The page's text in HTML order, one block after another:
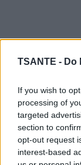
TSANTE - Do
If you wish to
processing of
targeted
section to
opt-out request
interest-based